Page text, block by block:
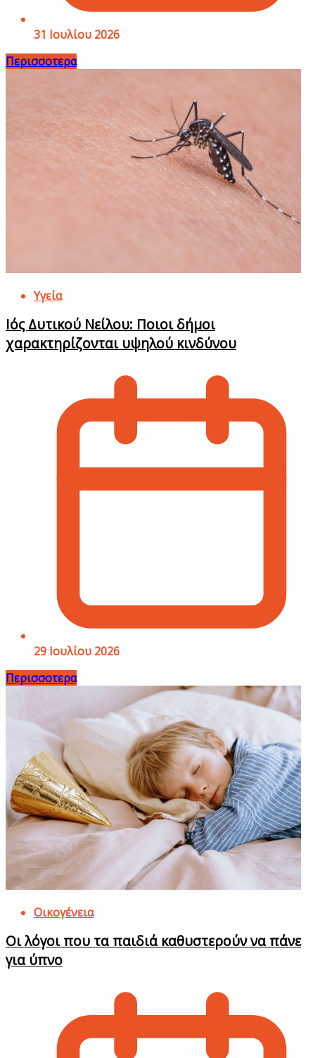
31 Ιουλίου 2026
Περισσοτερα
Υγεία
Ιός Δυτικού Νείλου: Ποιοι δήμοι
χαρακτηρίζονται υψηλού κινδύνου
29 Ιουλίου 2026
Περισσοτερα
Οικογένεια
Οι λόγοι που τα παιδιά καθυστερούν να πάνε
για ύπνο